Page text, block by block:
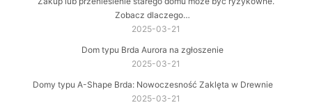
Zobacz dlaczego…
2025-03-21
Dom typu Brda Aurora na zgłoszenie
2025-03-21
Domy typu A-Shape Brda: Nowoczesność Zaklęta w Drewnie
2025-03-21